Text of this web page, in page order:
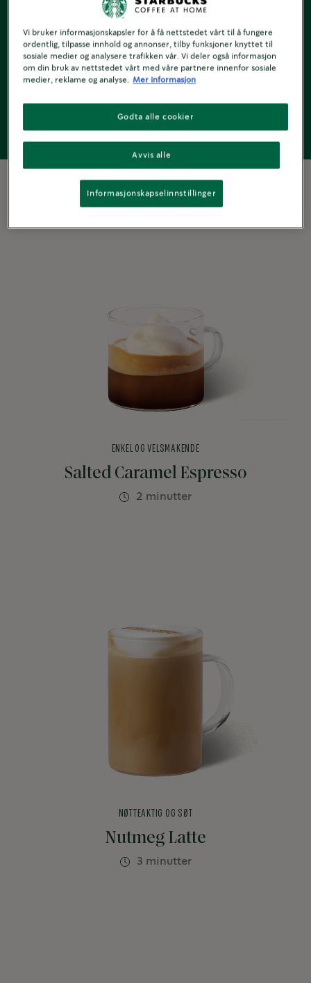
Sprudlende espresso med mynte
EN SPRUDLENDE VRI
3 minutter
Salted Caramel Espresso
ENKEL OG VELSMAKENDE
2 minutter
Nutmeg Latte
NØTTEAKTIG OG SØT
3 minutter
Vi bruker informasjonskapsler for å få nettstedet vårt til å fungere
ordentlig, tilpasse innhold og annonser, tilby funksjoner knyttet til
sosiale medier og analysere trafikken vår. Vi deler også informasjon
om din bruk av nettstedet vårt med våre partnere innenfor sosiale
medier, reklame og analyse.
Mer informasjon
Avvis alle
Godta alle cookier
Informasjonskapselinnstillinger